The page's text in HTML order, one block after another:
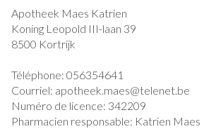
Apotheek Maes Katrien
Koning Leopold III-laan 39
8500 Kortrijk
Téléphone: 056354641
Courriel: apotheek.maes@telenet.be
Numéro de licence: 342209
Pharmacien responsable: Katrien Maes